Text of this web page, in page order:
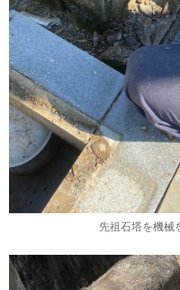
先祖石塔を機械